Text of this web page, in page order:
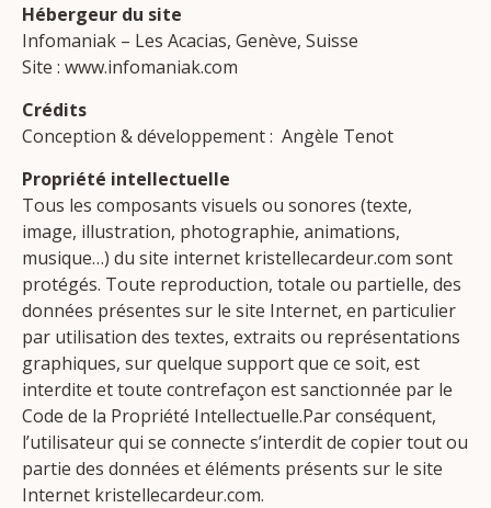
Hébergeur du site
Infomaniak – Les Acacias, Genève, Suisse
Site : www.infomaniak.com
Crédits
Conception & développement : Angèle Tenot
Propriété intellectuelle
Tous les composants visuels ou sonores (texte,
image, illustration, photographie, animations,
musique…) du site internet kristellecardeur.com sont
protégés. Toute reproduction, totale ou partielle, des
données présentes sur le site Internet, en particulier
par utilisation des textes, extraits ou représentations
graphiques, sur quelque support que ce soit, est
interdite et toute contrefaçon est sanctionnée par le
Code de la Propriété Intellectuelle.Par conséquent,
l’utilisateur qui se connecte s’interdit de copier tout ou
partie des données et éléments présents sur le site
Internet kristellecardeur.com.